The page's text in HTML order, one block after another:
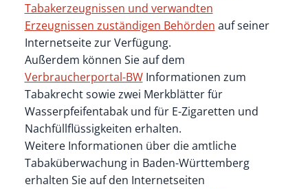
Tabakerzeugnissen und verwandten
Erzeugnissen zuständigen Behörden auf seiner
Internetseite zur Verfügung.
Außerdem können Sie auf dem
Verbraucherportal-BWInformationen zum
Tabakrecht sowie zwei Merkblätter für
Wasserpfeifentabak und für E-Zigaretten und
Nachfüllflüssigkeiten erhalten.
Weitere Informationen über die amtliche
Tabaküberwachung in Baden-Württemberg
erhalten Sie auf den Internetseiten